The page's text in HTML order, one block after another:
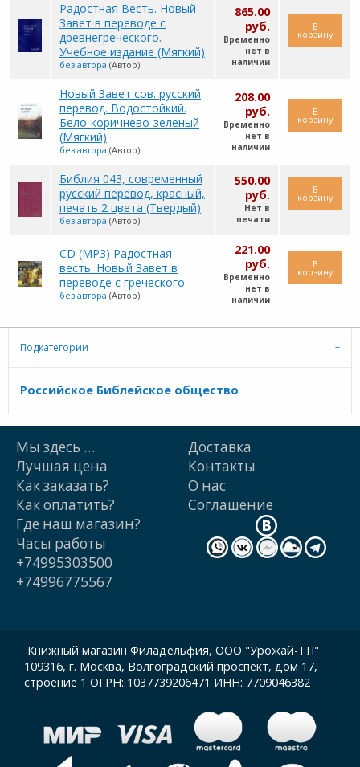
Радостная Весть. Новый
Завет в переводе с
древнегреческого.
Учебное издание (Мягкий)
без автора (Автор)
865.00
руб.
Временно
нет в
наличии
В
корзину
Новый Завет сов. русcкий
перевод. Водостойкий.
Бело-коричнево-зеленый
(Мягкий)
без автора (Автор)
208.00
руб.
Временно
нет в
наличии
В
корзину
Библия 043, современный
русский перевод, красный,
печать 2 цвета (Твердый)
без автора (Автор)
550.00
руб.
Нет в
печати
В
корзину
CD (MP3) Радостная
весть. Новый Завет в
переводе с греческого
без автора (Автор)
221.00
руб.
Временно
нет в
наличии
В
корзину
Подкатегории
Российское Библейское общество
Мы здесь …
Лучшая цена
Как заказать?
Как оплатить?
Доставка
Контакты
О нас
Cоглашение
Где наш магазин?
Часы работы
+74995303500
+74996775567
Книжный магазин Филадельфия, ООО "Урожай-ТП"
109316, г. Москва, Волгоградский проспект, дом 17,
строение 1 ОГРН: 1037739206471 ИНН: 7709046382